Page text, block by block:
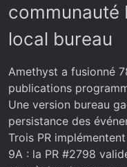
communauté
local bureau
Amethyst a fusionné
publications
Une version bureau
persistance des
Trois PR
9A : la PR #2798